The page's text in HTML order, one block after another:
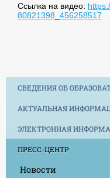
Ссылка на видео:
80821398_456258517
СВЕДЕНИЯ ОБ
АКТУАЛЬНАЯ
ЭЛЕКТРОННАЯ
ПРЕСС-ЦЕНТР
Новости